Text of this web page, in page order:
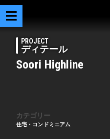
PROJECT
ディテール
Soori Highline
カテゴリー
住宅・コンドミニアム